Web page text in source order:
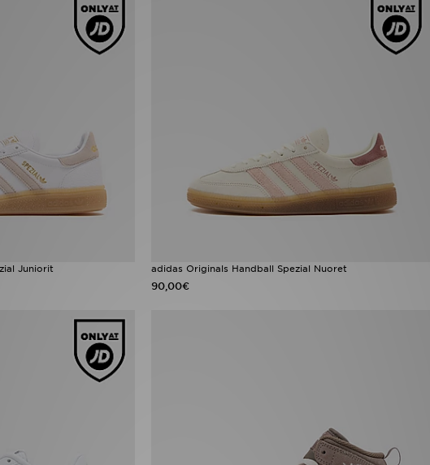
Juniorit adidas Originals Handball Spezial Nuoret
90,00€